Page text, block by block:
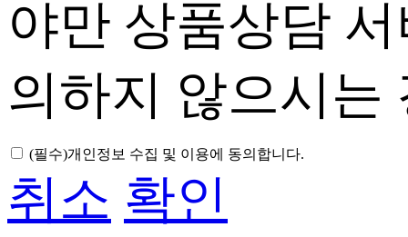
야만 상품상담
의하지 않으시는
(필수)개인정보 수집 및 이용에 동의합니다.
취소 확인